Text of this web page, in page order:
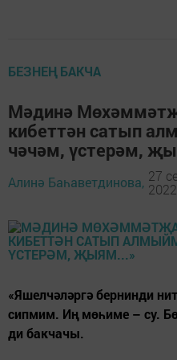
БЕЗНЕҢ БАКЧА
Мәдинә
кибеттән сатып
чәчәм, үстерәм,
Алинә Баһаветдинова, 27
«Яшелчәләргә бернинди
сипмим. Иң мөһиме – су.
ди бакчачы.